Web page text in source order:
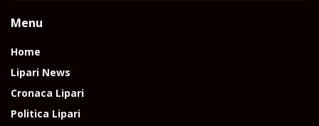
Menu
Home
Lipari News
Cronaca Lipari
Politica Lipari